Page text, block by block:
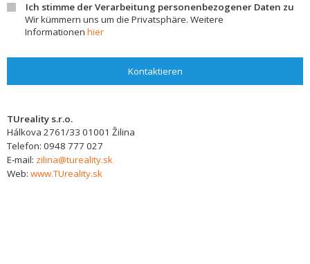
Ich stimme der Verarbeitung personenbezogener Daten zu
Wir kümmern uns um die Privatsphäre. Weitere
Informationen hier
Kontaktieren
TUreality s.r.o.
Hálkova 2761/33 01001 Žilina
Telefon: 0948 777 027
E-mail: zilina@tureality.sk
Web: www.TUreality.sk